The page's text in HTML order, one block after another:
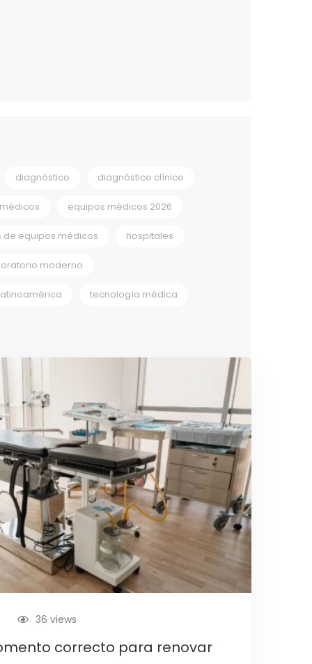
diagnóstico diagnóstico clínico
equipos médicos 2026
de equipos médicos hospitales
moderno
tecnología médica
36 views
correcto para renovar